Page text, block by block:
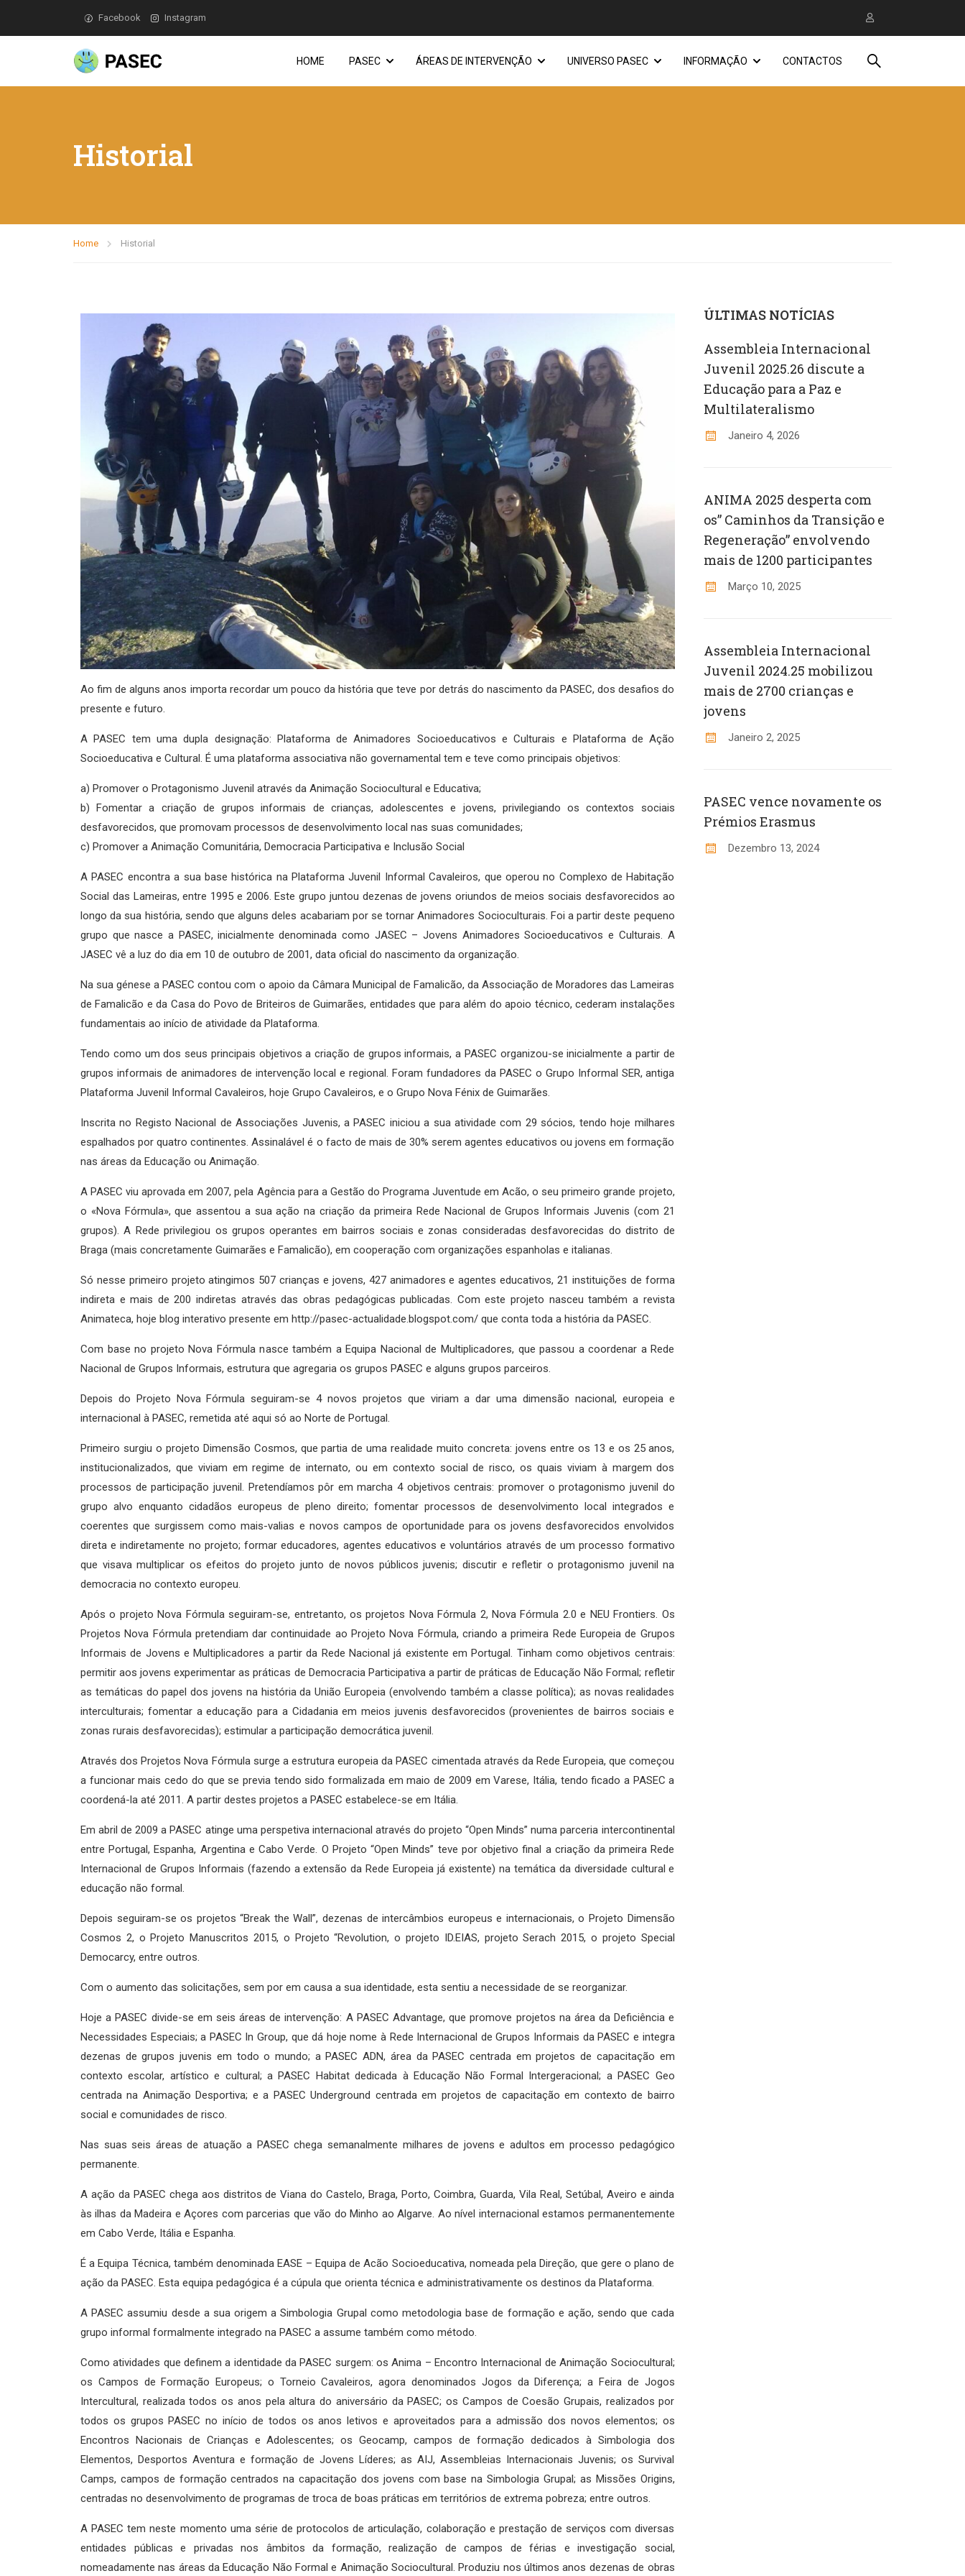
Facebook Instagram
HOME PASEC ÁREAS DE INTERVENÇÃO UNIVERSO PASEC INFORMAÇÃO CONTACTOS
Historial
Home Historial
Ao fim de alguns anos importa recordar um pouco da história que teve por detrás do nascimento da PASEC, dos desafios do
presente e futuro.
A PASEC tem uma dupla designação: Plataforma de Animadores Socioeducativos e Culturais e Plataforma de Ação
Socioeducativa e Cultural. É uma plataforma associativa não governamental tem e teve como principais objetivos:
a) Promover o Protagonismo Juvenil através da Animação Sociocultural e Educativa;
b) Fomentar a criação de grupos informais de crianças, adolescentes e jovens, privilegiando os contextos sociais
desfavorecidos, que promovam processos de desenvolvimento local nas suas comunidades;
c) Promover a Animação Comunitária, Democracia Participativa e Inclusão Social
A PASEC encontra a sua base histórica na Plataforma Juvenil Informal Cavaleiros, que operou no Complexo de Habitação
Social das Lameiras, entre 1995 e 2006. Este grupo juntou dezenas de jovens oriundos de meios sociais desfavorecidos ao
longo da sua história, sendo que alguns deles acabariam por se tornar Animadores Socioculturais. Foi a partir deste pequeno
grupo que nasce a PASEC, inicialmente denominada como JASEC – Jovens Animadores Socioeducativos e Culturais. A
JASEC vê a luz do dia em 10 de outubro de 2001, data oficial do nascimento da organização.
Na sua génese a PASEC contou com o apoio da Câmara Municipal de Famalicão, da Associação de Moradores das Lameiras
de Famalicão e da Casa do Povo de Briteiros de Guimarães, entidades que para além do apoio técnico, cederam instalações
fundamentais ao início de atividade da Plataforma.
Tendo como um dos seus principais objetivos a criação de grupos informais, a PASEC organizou-se inicialmente a partir de
grupos informais de animadores de intervenção local e regional. Foram fundadores da PASEC o Grupo Informal SER, antiga
Plataforma Juvenil Informal Cavaleiros, hoje Grupo Cavaleiros, e o Grupo Nova Fénix de Guimarães.
Inscrita no Registo Nacional de Associações Juvenis, a PASEC iniciou a sua atividade com 29 sócios, tendo hoje milhares
espalhados por quatro continentes. Assinalável é o facto de mais de 30% serem agentes educativos ou jovens em formação
nas áreas da Educação ou Animação.
A PASEC viu aprovada em 2007, pela Agência para a Gestão do Programa Juventude em Acão, o seu primeiro grande projeto,
o «Nova Fórmula», que assentou a sua ação na criação da primeira Rede Nacional de Grupos Informais Juvenis (com 21
grupos). A Rede privilegiou os grupos operantes em bairros sociais e zonas consideradas desfavorecidas do distrito de
Braga (mais concretamente Guimarães e Famalicão), em cooperação com organizações espanholas e italianas.
Só nesse primeiro projeto atingimos 507 crianças e jovens, 427 animadores e agentes educativos, 21 instituições de forma
indireta e mais de 200 indiretas através das obras pedagógicas publicadas. Com este projeto nasceu também a revista
Animateca, hoje blog interativo presente em http://pasec-actualidade.blogspot.com/ que conta toda a história da PASEC.
Com base no projeto Nova Fórmula nasce também a Equipa Nacional de Multiplicadores, que passou a coordenar a Rede
Nacional de Grupos Informais, estrutura que agregaria os grupos PASEC e alguns grupos parceiros.
Depois do Projeto Nova Fórmula seguiram-se 4 novos projetos que viriam a dar uma dimensão nacional, europeia e
internacional à PASEC, remetida até aqui só ao Norte de Portugal.
Primeiro surgiu o projeto Dimensão Cosmos, que partia de uma realidade muito concreta: jovens entre os 13 e os 25 anos,
institucionalizados, que viviam em regime de internato, ou em contexto social de risco, os quais viviam à margem dos
processos de participação juvenil. Pretendíamos pôr em marcha 4 objetivos centrais: promover o protagonismo juvenil do
grupo alvo enquanto cidadãos europeus de pleno direito; fomentar processos de desenvolvimento local integrados e
coerentes que surgissem como mais-valias e novos campos de oportunidade para os jovens desfavorecidos envolvidos
direta e indiretamente no projeto; formar educadores, agentes educativos e voluntários através de um processo formativo
que visava multiplicar os efeitos do projeto junto de novos públicos juvenis; discutir e refletir o protagonismo juvenil na
democracia no contexto europeu.
Após o projeto Nova Fórmula seguiram-se, entretanto, os projetos Nova Fórmula 2, Nova Fórmula 2.0 e NEU Frontiers. Os
Projetos Nova Fórmula pretendiam dar continuidade ao Projeto Nova Fórmula, criando a primeira Rede Europeia de Grupos
Informais de Jovens e Multiplicadores a partir da Rede Nacional já existente em Portugal. Tinham como objetivos centrais:
permitir aos jovens experimentar as práticas de Democracia Participativa a partir de práticas de Educação Não Formal; refletir
as temáticas do papel dos jovens na história da União Europeia (envolvendo também a classe política); as novas realidades
interculturais; fomentar a educação para a Cidadania em meios juvenis desfavorecidos (provenientes de bairros sociais e
zonas rurais desfavorecidas); estimular a participação democrática juvenil.
Através dos Projetos Nova Fórmula surge a estrutura europeia da PASEC cimentada através da Rede Europeia, que começou
a funcionar mais cedo do que se previa tendo sido formalizada em maio de 2009 em Varese, Itália, tendo ficado a PASEC a
coordená-la até 2011. A partir destes projetos a PASEC estabelece-se em Itália.
Em abril de 2009 a PASEC atinge uma perspetiva internacional através do projeto “Open Minds” numa parceria intercontinental
entre Portugal, Espanha, Argentina e Cabo Verde. O Projeto “Open Minds” teve por objetivo final a criação da primeira Rede
Internacional de Grupos Informais (fazendo a extensão da Rede Europeia já existente) na temática da diversidade cultural e
educação não formal.
Depois seguiram-se os projetos “Break the Wall”, dezenas de intercâmbios europeus e internacionais, o Projeto Dimensão
Cosmos 2, o Projeto Manuscritos 2015, o Projeto “Revolution, o projeto ID.EIAS, projeto Serach 2015, o projeto Special
Democarcy, entre outros.
Com o aumento das solicitações, sem por em causa a sua identidade, esta sentiu a necessidade de se reorganizar.
Hoje a PASEC divide-se em seis áreas de intervenção: A PASEC Advantage, que promove projetos na área da Deficiência e
Necessidades Especiais; a PASEC In Group, que dá hoje nome à Rede Internacional de Grupos Informais da PASEC e integra
dezenas de grupos juvenis em todo o mundo; a PASEC ADN, área da PASEC centrada em projetos de capacitação em
contexto escolar, artístico e cultural; a PASEC Habitat dedicada à Educação Não Formal Intergeracional; a PASEC Geo
centrada na Animação Desportiva; e a PASEC Underground centrada em projetos de capacitação em contexto de bairro
social e comunidades de risco.
Nas suas seis áreas de atuação a PASEC chega semanalmente milhares de jovens e adultos em processo pedagógico
permanente.
A ação da PASEC chega aos distritos de Viana do Castelo, Braga, Porto, Coimbra, Guarda, Vila Real, Setúbal, Aveiro e ainda
às ilhas da Madeira e Açores com parcerias que vão do Minho ao Algarve. Ao nível internacional estamos permanentemente
em Cabo Verde, Itália e Espanha.
É a Equipa Técnica, também denominada EASE – Equipa de Acão Socioeducativa, nomeada pela Direção, que gere o plano de
ação da PASEC. Esta equipa pedagógica é a cúpula que orienta técnica e administrativamente os destinos da Plataforma.
A PASEC assumiu desde a sua origem a Simbologia Grupal como metodologia base de formação e ação, sendo que cada
grupo informal formalmente integrado na PASEC a assume também como método.
Como atividades que definem a identidade da PASEC surgem: os Anima – Encontro Internacional de Animação Sociocultural;
os Campos de Formação Europeus; o Torneio Cavaleiros, agora denominados Jogos da Diferença; a Feira de Jogos
Intercultural, realizada todos os anos pela altura do aniversário da PASEC; os Campos de Coesão Grupais, realizados por
todos os grupos PASEC no início de todos os anos letivos e aproveitados para a admissão dos novos elementos; os
Encontros Nacionais de Crianças e Adolescentes; os Geocamp, campos de formação dedicados à Simbologia dos
Elementos, Desportos Aventura e formação de Jovens Líderes; as AIJ, Assembleias Internacionais Juvenis; os Survival
Camps, campos de formação centrados na capacitação dos jovens com base na Simbologia Grupal; as Missões Origins,
centradas no desenvolvimento de programas de troca de boas práticas em territórios de extrema pobreza; entre outros.
A PASEC tem neste momento uma série de protocolos de articulação, colaboração e prestação de serviços com diversas
entidades públicas e privadas nos âmbitos da formação, realização de campos de férias e investigação social,
nomeadamente nas áreas da Educação Não Formal e Animação Sociocultural. Produziu nos últimos anos dezenas de obras
ÚLTIMAS NOTÍCIAS
Assembleia Internacional
Juvenil 2025.26 discute a
Educação para a Paz e
Multilateralismo
Janeiro 4, 2026
ANIMA 2025 desperta com
os” Caminhos da Transição e
Regeneração” envolvendo
mais de 1200 participantes
Março 10, 2025
Assembleia Internacional
Juvenil 2024.25 mobilizou
mais de 2700 crianças e
jovens
Janeiro 2, 2025
PASEC vence novamente os
Prémios Erasmus
Dezembro 13, 2024